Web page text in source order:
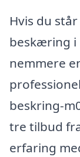
Hvis du
beskæring i
nemmere
beskring-
tre tilbud
erfaring